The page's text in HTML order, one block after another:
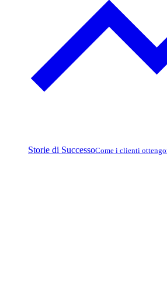
Storie di SuccessoCome i clienti